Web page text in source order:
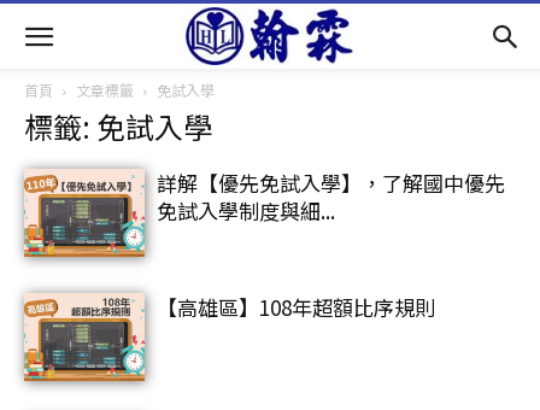
首頁 文章標籤 免試入學
標籤: 免試入學
詳解【優先免試入學】，了解國中優先
免試入學制度與細...
【高雄區】108年超額比序規則